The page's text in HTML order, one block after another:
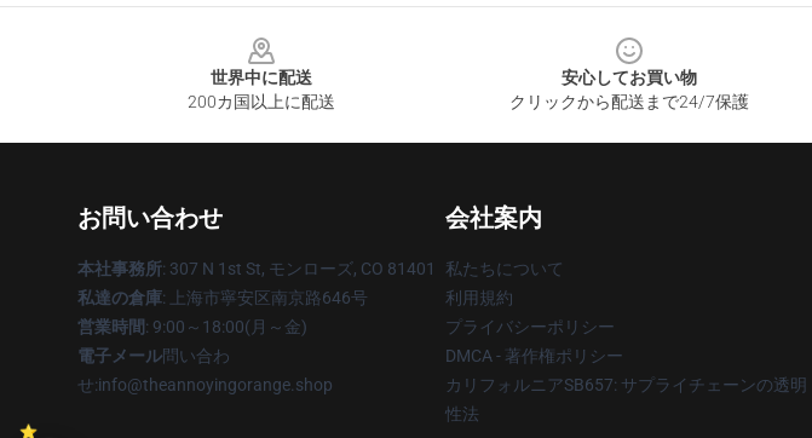
世界中に配送
200カ国以上に配送
安心してお買い物
クリックから配送まで24/7保護
お問い合わせ
本社事務所: 307 N 1st St, モンローズ, CO 81401
私達の倉庫: 上海市寧安区南京路646号
営業時間: 9:00～18:00(月～金)
電子メール問い合わ
せ:info@theannoyingorange.shop
会社案内
私たちについて
利用規約
プライバシーポリシー
DMCA - 著作権ポリシー
カリフォルニアSB657: サプライチェーンの透明
性法